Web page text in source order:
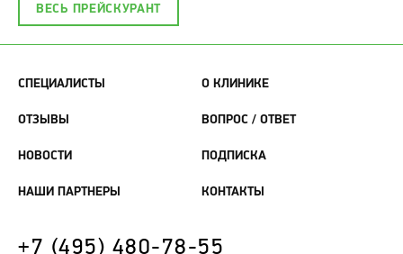
ВЕСЬ ПРЕЙСКУРАНТ
СПЕЦИАЛИСТЫ О КЛИНИКЕ
ОТЗЫВЫ ВОПРОС / ОТВЕТ
НОВОСТИ ПОДПИСКА
НАШИ ПАРТНЕРЫ КОНТАКТЫ
+7 (495) 480-78-55